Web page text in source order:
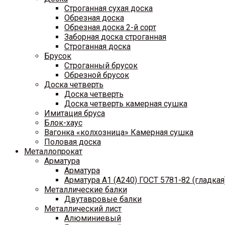
Строганная сухая доска
Обрезная доска
Обрезная доска 2-й сорт
Заборная доска строганная
Строганная доска
Брусок
Строганный брусок
Обрезной брусок
Доска четверть
Доска четверть
Доска четверть камерная сушка
Имитация бруса
Блок-хаус
Вагонка «колхозница» Камерная сушка
Половая доска
Металлопрокат
Арматура
Арматура
Арматура A1 (A240) ГОСТ 5781-82
Металлические балки
Двутавровые балки
Металлический лист
Алюминиевый